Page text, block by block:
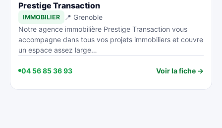
Prestige Transaction
IMMOBILIER
📍 Grenoble
Notre agence immobilière Prestige Transaction vous
accompagne dans tous vos projets immobiliers et couvre
un espace assez large…
04 56 85 36 93 Voir la fiche →